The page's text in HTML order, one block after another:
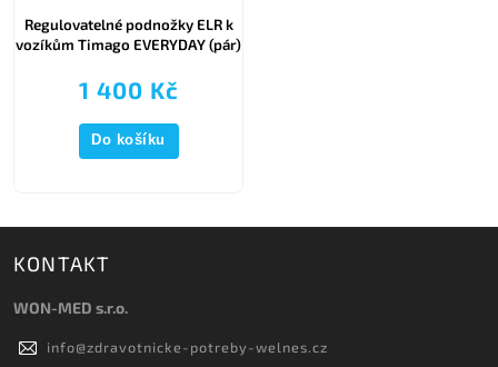
Regulovatelné podnožky ELR k
vozíkům Timago EVERYDAY (pár)
1 400 Kč
Do košíku
KONTAKT
WON-MED s.r.o.
info@zdravotnicke-potreby-welnes.cz